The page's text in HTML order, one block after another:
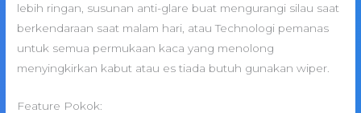
lebih ringan, susunan anti-glare buat mengurangi silau saat
berkendaraan saat malam hari, atau Technologi pemanas
untuk semua permukaan kaca yang menolong
menyingkirkan kabut atau es tiada butuh gunakan wiper.
Feature Pokok: